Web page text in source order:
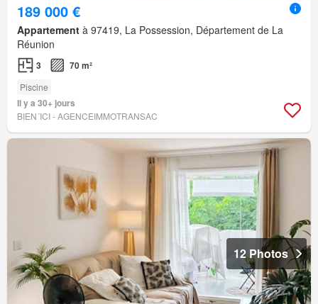
189 000 €
Appartement à 97419, La Possession, Département de La
Réunion
3 70 m²
Piscine
Il y a 30+ jours
BIEN´ICI - AGENCEIMMOTRANSAC
12 Photos